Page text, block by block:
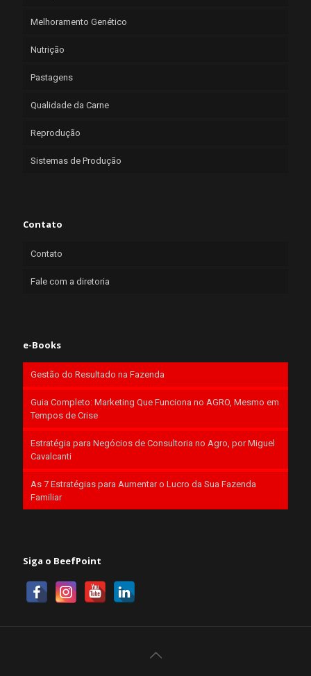
Melhoramento Genético
Nutrição
Pastagens
Qualidade da Carne
Reprodução
Sistemas de Produção
Contato
Contato
Fale com a diretoria
e-Books
Gestão do Resultado na Fazenda
Guia Completo: Marketing Que Funciona no AGRO, Mesmo em
Tempos de Crise
Estratégia para Negócios de Consultoria no Agro, por Miguel
Cavalcanti
As 7 Estratégias para Aumentar o Lucro da Sua Fazenda
Familiar
Siga o BeefPoint